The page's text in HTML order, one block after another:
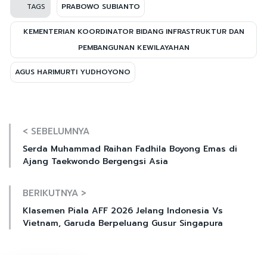
TAGS PRABOWO SUBIANTO
KEMENTERIAN KOORDINATOR BIDANG INFRASTRUKTUR DAN
PEMBANGUNAN KEWILAYAHAN
AGUS HARIMURTI YUDHOYONO
< SEBELUMNYA
Serda Muhammad Raihan Fadhila Boyong Emas di
Ajang Taekwondo Bergengsi Asia
BERIKUTNYA >
Klasemen Piala AFF 2026 Jelang Indonesia Vs
Vietnam, Garuda Berpeluang Gusur Singapura